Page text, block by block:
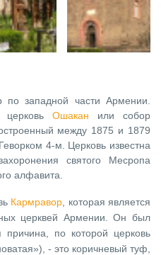
по западной части Армении.
церковьОшакан или собор
между 1875 и 1879
4-м. Церковь известна
святого Месропа
алфавита.
Кармравор , которая является
церквей Армении. Он был
по которой церковь
- это коричневый туф,